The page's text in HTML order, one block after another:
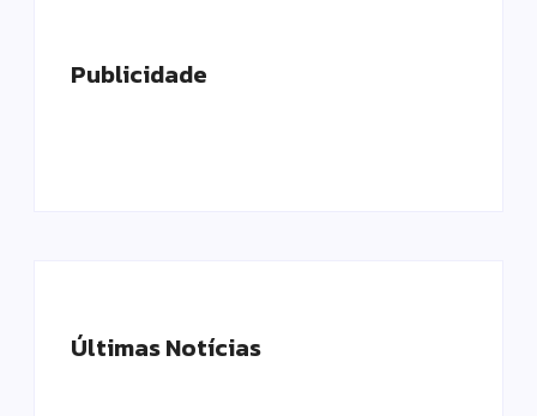
Publicidade
Últimas Notícias